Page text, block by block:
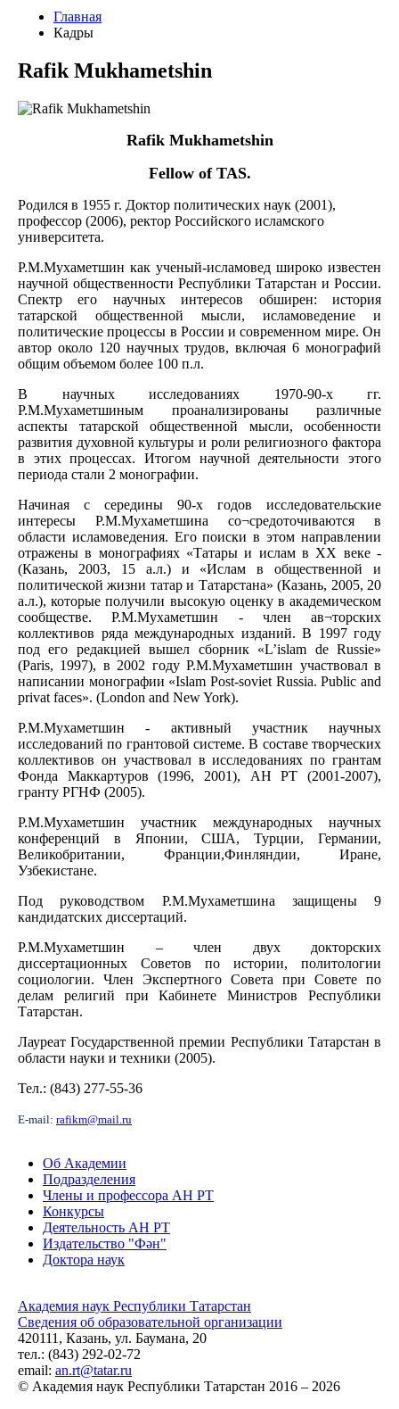
Главная
Кадры
Rafik Mukhametshin
Rafik Mukhametshin
Fellow of TAS.
Родился в 1955 г. Доктор политических наук (2001),
профессор (2006), ректор Российского исламского
университета.
Р.М.Мухаметшин как ученый-исламовед широко известен
научной общественности Республики Татарстан и России.
Спектр его научных интересов обширен: история
татарской общественной мысли, исламоведение и
политические процессы в России и современном мире. Он
автор около 120 научных трудов, включая 6 монографий
общим объемом более 100 п.л.
В научных исследованиях 1970-90-х гг.
Р.М.Мухаметшиным проанализированы различные
аспекты татарской общественной мысли, особенности
развития духовной культуры и роли религиозного фактора
в этих процессах. Итогом научной деятельности этого
периода стали 2 монографии.
Начиная с середины 90-х годов исследовательские
интересы Р.М.Мухаметшина со¬средоточиваются в
области исламоведения. Его поиски в этом направлении
отражены в монографиях «Татары и ислам в ХХ веке -
(Казань, 2003, 15 а.л.) и «Ислам в общественной и
политической жизни татар и Татарстана» (Казань, 2005, 20
а.л.), которые получили высокую оценку в академическом
сообществе. Р.М.Мухаметшин - член ав¬торских
коллективов ряда международных изданий. В 1997 году
под его редакцией вышел сборник «L’islam de Russie»
(Paris, 1997), в 2002 году Р.М.Мухаметшин участвовал в
написании монографии «Islam Post-soviet Russia. Public and
privat faces». (London and New York).
Р.М.Мухаметшин - активный участник научных
исследований по грантовой системе. В составе творческих
коллективов он участвовал в исследованиях по грантам
Фонда Маккартуров (1996, 2001), АН РТ (2001-2007),
гранту РГНФ (2005).
Р.М.Мухаметшин участник международных научных
конференций в Японии, США, Турции, Германии,
Великобритании, Франции,Финляндии, Иране,
Узбекистане.
Под руководством Р.М.Мухаметшина защищены 9
кандидатских диссертаций.
Р.М.Мухаметшин – член двух докторских
диссертационных Советов по истории, политологии
социологии. Член Экспертного Совета при Совете по
делам религий при Кабинете Министров Республики
Татарстан.
Лауреат Государственной премии Республики Татарстан в
области науки и техники (2005).
Тел.: (843) 277-55-36
E-mail: rafikm@mail.ru
Об Академии
Подразделения
Члены и профессора АН РТ
Конкурсы
Деятельность АН РТ
Издательство "Фән"
Доктора наук
Академия наук Республики Татарстан
Сведения об образовательной организации
420111, Казань, ул. Баумана, 20
тел.: (843) 292-02-72
email: an.rt@tatar.ru
© Академия наук Республики Татарстан 2016 – 2026